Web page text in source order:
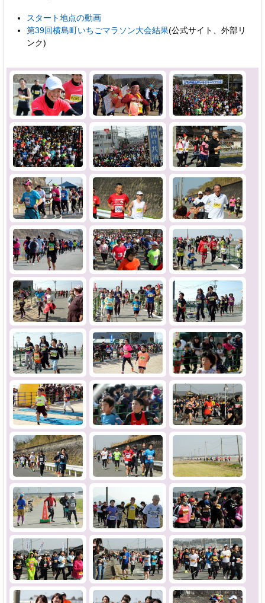
スタート地点の動画
第39回横島町いちごマラソン大会結果(公式サイト、外部リ
ンク)